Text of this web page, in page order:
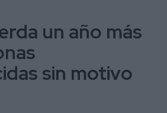
un año más
sin motivo